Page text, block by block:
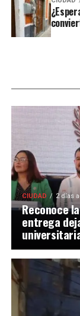
CIUDAD 2 días
Reconoce
entrega